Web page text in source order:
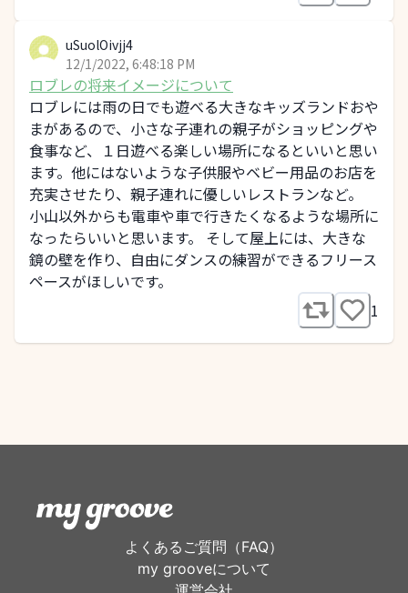
uSuolOivjj4
12/1/2022, 6:48:18 PM
ロブレの将来イメージについて
ロブレには雨の日でも遊べる大きなキッズランドおや
まがあるので、小さな子連れの親子がショッピングや
食事など、１日遊べる楽しい場所になるといいと思い
ます。他にはないような子供服やベビー用品のお店を
充実させたり、親子連れに優しいレストランなど。
小山以外からも電車や車で行きたくなるような場所に
なったらいいと思います。 そして屋上には、大きな
鏡の壁を作り、自由にダンスの練習ができるフリース
ペースがほしいです。
1
よくあるご質問（FAQ）
my grooveについて